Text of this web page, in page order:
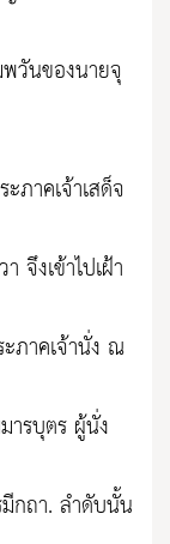
วันของนายจุ
ภาคเจ้าเสด็จ
จึงเข้าไปเฝ้า
ภาคเจ้านั่ง ณ
ารบุตร ผู้นั่ง
กถา. ลำดับนั้น